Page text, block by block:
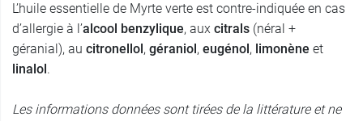
L’huile essentielle de Myrte verte est contre-indiquée en cas
d’allergie à l’alcool benzylique, aux citrals (néral +
géranial), au citronellol, géraniol, eugénol, limonène et
linalol.
Les informations données sont tirées de la littérature et ne